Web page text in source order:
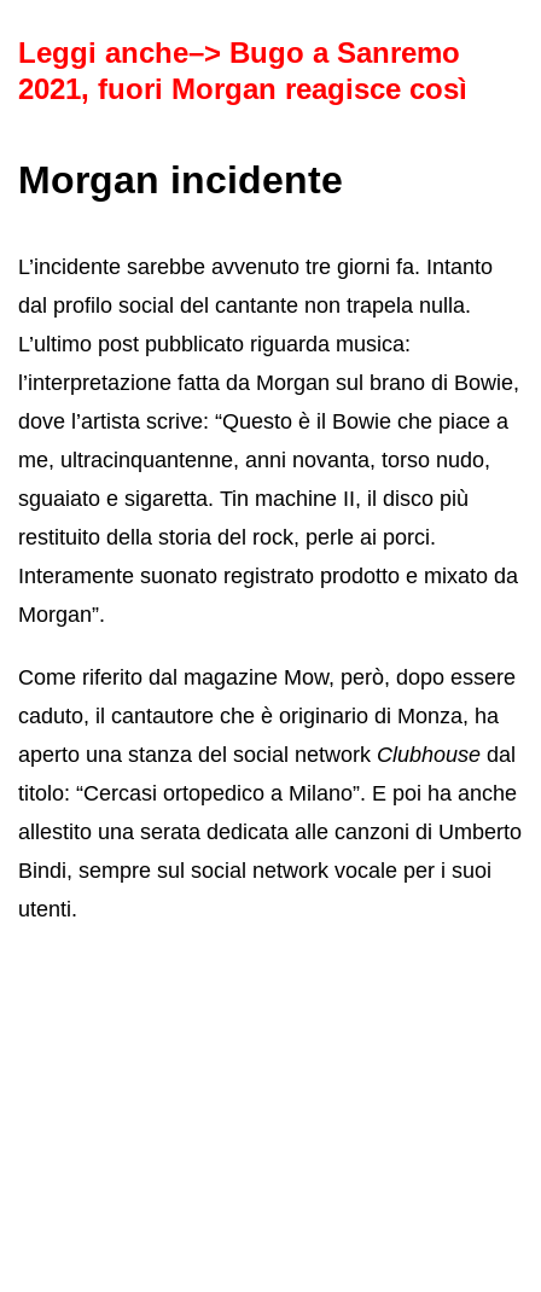
Leggi anche–> Bugo a Sanremo
2021, fuori Morgan reagisce così
Morgan incidente
L’incidente sarebbe avvenuto tre giorni fa. Intanto
dal profilo social del cantante non trapela nulla.
L’ultimo post pubblicato riguarda musica:
l’interpretazione fatta da Morgan sul brano di Bowie,
dove l’artista scrive: “Questo è il Bowie che piace a
me, ultracinquantenne, anni novanta, torso nudo,
sguaiato e sigaretta. Tin machine II, il disco più
restituito della storia del rock, perle ai porci.
Interamente suonato registrato prodotto e mixato da
Morgan”.
Come riferito dal magazine Mow, però, dopo essere
caduto, il cantautore che è originario di Monza, ha
aperto una stanza del social network Clubhouse dal
titolo: “Cercasi ortopedico a Milano”. E poi ha anche
allestito una serata dedicata alle canzoni di Umberto
Bindi, sempre sul social network vocale per i suoi
utenti.